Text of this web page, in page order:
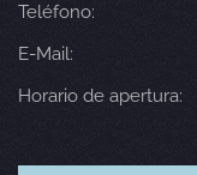
Teléfono:
E-Mail:
Horario de apertura: